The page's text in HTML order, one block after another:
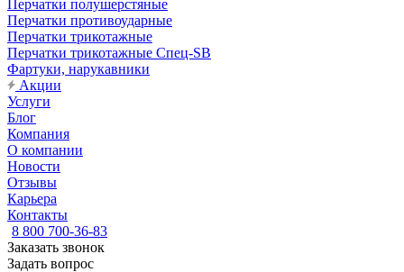
Перчатки полушерстяные
Перчатки противоударные
Перчатки трикотажные
Перчатки трикотажные Спец-SB
Фартуки, нарукавники
Акции
Услуги
Блог
Компания
О компании
Новости
Отзывы
Карьера
Контакты
8 800 700-36-83
Заказать звонок
Задать вопрос